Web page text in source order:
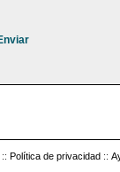
:: Política de privacidad ::